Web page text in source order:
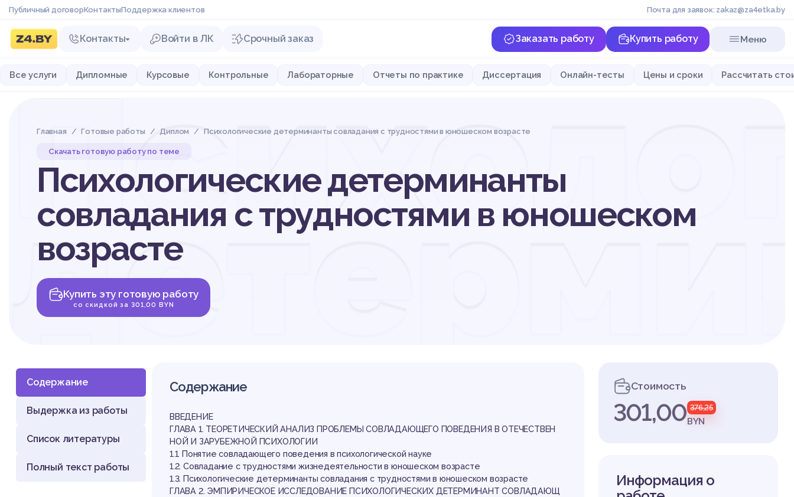
Публичный договорКонтактыПоддержка клиентов Почта для заявок: zakaz@za4etka.by
Контакты Войти в ЛК Срочный заказ Заказать работу Купить работу Меню
Все услуги Дипломные Курсовые Контрольные Лабораторные Отчеты по практике Диссертация Онлайн-тесты Цены и сроки Рассчитать
Главная Готовые работы Диплом Психологические детерминанты совладания с трудностями в юношеском возрасте
Скачать готовую работу по теме
Психологические детерминанты
совладания с трудностями в юношеском
возрасте
Купить эту готовую работу
со скидкой за 301,00 BYN
Содержание
Выдержка из работы
Список литературы
Полный текст работы
Содержание
ВВЕДЕНИЕ
ГЛАВА 1. ТЕОРЕТИЧЕСКИЙ АНАЛИЗ ПРОБЛЕМЫ СОВЛАДАЮЩЕГО ПОВЕДЕНИЯ В ОТЕЧЕСТВЕН
НОЙ И ЗАРУБЕЖНОЙ ПСИХОЛОГИИ
1.1. Понятие совладающего поведения в психологической науке
1.2. Совладание с трудностями жизнедеятельности в юношеском возрасте
1.3. Психологические детерминанты совладания с трудностями в юношеском возрасте
ГЛАВА 2. ЭМПИРИЧЕСКОЕ ИССЛЕДОВАНИЕ ПСИХОЛОГИЧЕСКИХ ДЕТЕРМИНАНТ СОВЛАДАЮЩ
Стоимость
301,00 376,25
BYN
Информация о